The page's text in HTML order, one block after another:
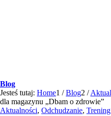
Blog
Jesteś tutaj: Home1 / Blog2 /
dla magazynu „Dbam o zdrowie”
Aktualności, Odchudzanie,